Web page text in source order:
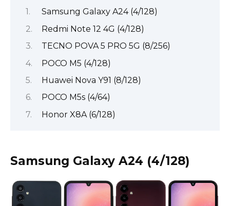
Samsung Galaxy A24 (4/128)
Redmi Note 12 4G (4/128)
TECNO POVA 5 PRO 5G (8/256)
POCO M5 (4/128)
Huawei Nova Y91 (8/128)
POCO M5s (4/64)
Honor X8A (6/128)
Samsung Galaxy A24 (4/128)